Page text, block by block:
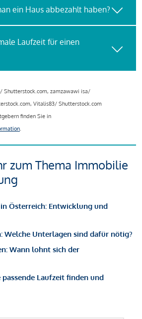
ein Haus abbezahlt haben?
Laufzeit für einen
Shutterstock.com, zamzawawi isa/
Vitalis83/ Shutterstock.com
finden Sie in
.
zum Thema Immobilie
Österreich: Entwicklung und
Welche Unterlagen sind dafür nötig?
Wann lohnt sich der
Laufzeit finden und